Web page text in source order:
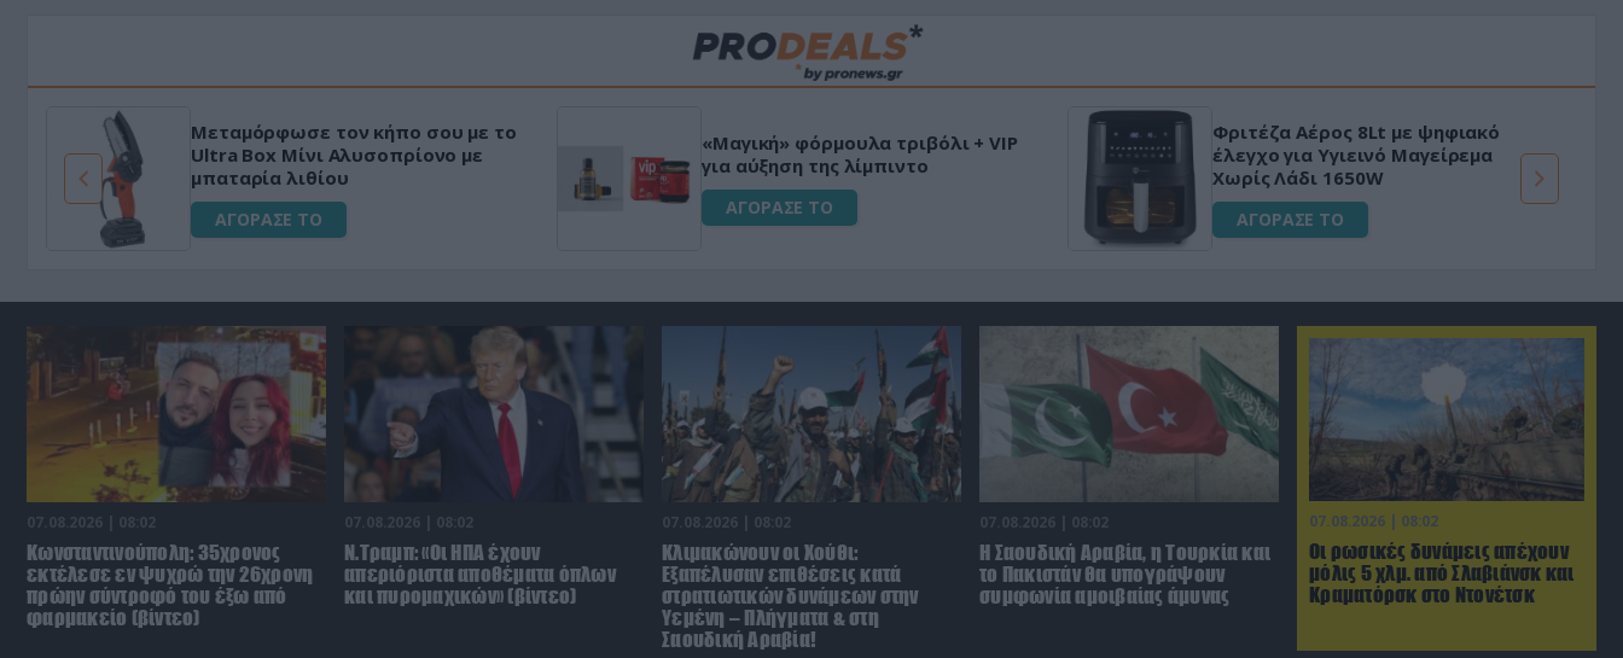
Μεταμόρφωσε τον κήπο σου με το
Ultra Box Μίνι Αλυσοπρίονο με
μπαταρία λιθίου
ΑΓΟΡΑΣΕ ΤΟ
«Μαγική» φόρμουλα τριβόλι + VIP
για αύξηση της λίμπιντο
ΑΓΟΡΑΣΕ ΤΟ
Φριτέζα Αέρος 8Lt με ψηφιακό
έλεγχο για Υγιεινό Μαγείρεμα
Χωρίς Λάδι 1650W
ΑΓΟΡΑΣΕ ΤΟ
07.08.2026 | 08:02
Οι ρωσικές δυνάμεις απέχουν
μόλις 5 χλμ. από Σλαβιάνσκ και
Κραματόρσκ στο Ντονέτσκ
07.08.2026 | 08:02
Κωνσταντινούπολη: 35χρονος
εκτέλεσε εν ψυχρώ την 26χρονη
πρώην σύντροφό του έξω από
φαρμακείο (βίντεο)
07.08.2026 | 08:02
Ν.Τραμπ: «Οι ΗΠΑ έχουν
απεριόριστα αποθέματα όπλων
και πυρομαχικών» (βίντεο)
07.08.2026 | 08:02
Κλιμακώνουν οι Χούθι:
Eξαπέλυσαν επιθέσεις κατά
στρατιωτικών δυνάμεων στην
Υεμένη – Πλήγματα & στη
Σαουδική Αραβία!
07.08.2026 | 08:02
Η Σαουδική Αραβία, η Τουρκία και
το Πακιστάν θα υπογράψουν
συμφωνία αμοιβαίας άμυνας